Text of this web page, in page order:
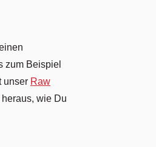
zum Beispiel
unser Raw
wie Du